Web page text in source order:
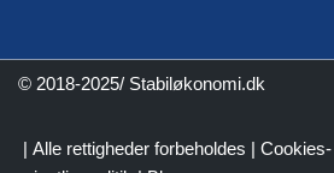
© 2018-2025/ Stabiløkonomi.dk
| Alle rettigheder forbeholdes |